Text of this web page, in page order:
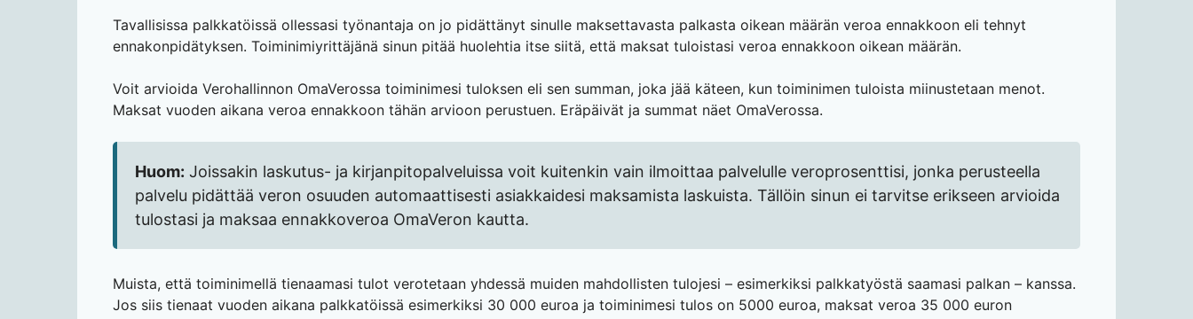
Tavallisissa palkkatöissä ollessasi työnantaja on jo pidättänyt sinulle maksettavasta palkasta oikean määrän veroa ennakkoon eli tehnyt
ennakonpidätyksen. Toiminimiyrittäjänä sinun pitää huolehtia itse siitä, että maksat tuloistasi veroa ennakkoon oikean määrän.
Voit arvioida Verohallinnon OmaVerossa toiminimesi tuloksen eli sen summan, joka jää käteen, kun toiminimen tuloista miinustetaan menot.
Maksat vuoden aikana veroa ennakkoon tähän arvioon perustuen. Eräpäivät ja summat näet OmaVerossa.
Huom: Joissakin laskutus- ja kirjanpitopalveluissa voit kuitenkin vain ilmoittaa palvelulle veroprosenttisi, jonka perusteella
palvelu pidättää veron osuuden automaattisesti asiakkaidesi maksamista laskuista. Tällöin sinun ei tarvitse erikseen arvioida
tulostasi ja maksaa ennakkoveroa OmaVeron kautta.
Muista, että toiminimellä tienaamasi tulot verotetaan yhdessä muiden mahdollisten tulojesi – esimerkiksi palkkatyöstä saamasi palkan – kanssa.
Jos siis tienaat vuoden aikana palkkatöissä esimerkiksi 30 000 euroa ja toiminimesi tulos on 5000 euroa, maksat veroa 35 000 euron